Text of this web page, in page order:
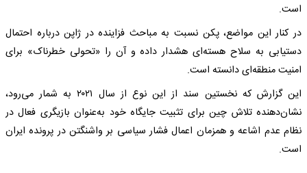
است.
در کنار این مواضع، پکن نسبت به مباحث فزاینده در ژاپن درباره احتمال
دستیابی به سلاح هسته‌ای هشدار داده و آن را «تحولی خطرناک» برای
امنیت منطقه‌ای دانسته است.
این گزارش که نخستین سند از این نوع از سال ۲۰۲۱ به شمار می‌رود،
نشان‌دهنده تلاش چین برای تثبیت جایگاه خود به‌عنوان بازیگری فعال در
نظام عدم اشاعه و همزمان اعمال فشار سیاسی بر واشنگتن در پرونده ایران
است.